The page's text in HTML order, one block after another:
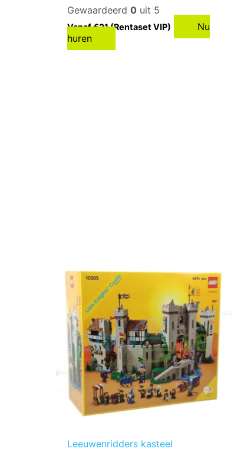
Gewaardeerd 0uit 5
Vanaf €21 (Rentaset VIP)
Nu
huren
Leeuwenridders kasteel